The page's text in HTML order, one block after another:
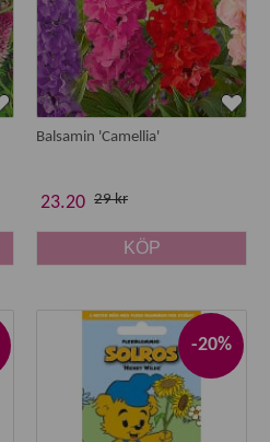
Balsamin 'Camellia'
23.20 29 kr
KÖP
-20%